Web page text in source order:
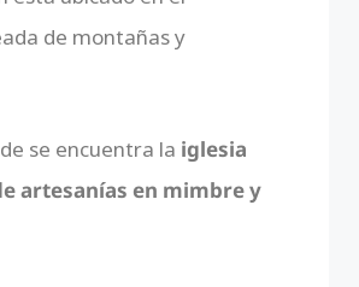
de montañas y
se encuentra la iglesia
artesanías en mimbre y